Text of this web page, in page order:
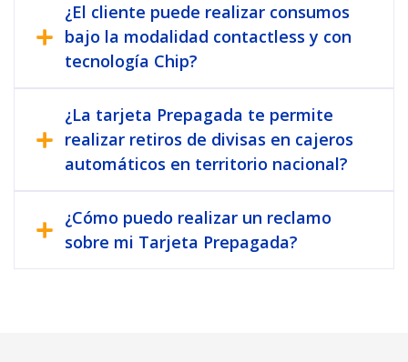
¿El cliente puede realizar consumos
bajo la modalidad contactless y con
tecnología Chip?
¿La tarjeta Prepagada te permite
realizar retiros de divisas en cajeros
automáticos en territorio nacional?
¿Cómo puedo realizar un reclamo
sobre mi Tarjeta Prepagada?